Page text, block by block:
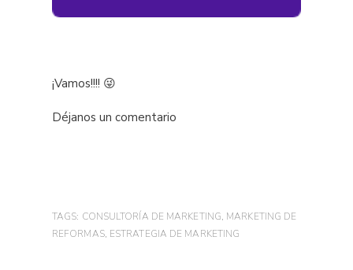
¡Vamos!!!! 😜
Déjanos un comentario
TAGS: CONSULTORÍA DE MARKETING, MARKETING DE
REFORMAS, ESTRATEGIA DE MARKETING